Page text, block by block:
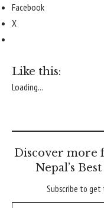
Facebook
X
Like this:
Loading...
Discover more
Nepal’s
Subscribe to
Type your email…